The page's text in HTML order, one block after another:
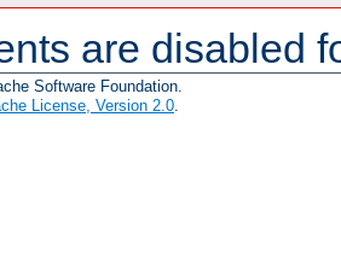
are disabled
Software Foundation.
License, Version 2.0